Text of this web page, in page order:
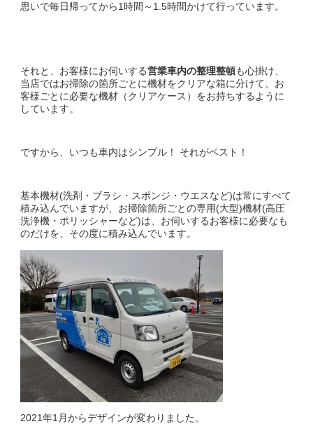
思いで毎日帰ってから1時間～1.5時間かけて行っています。
それと、お客様にお伺いする営業車内の整理整頓も心掛け、
当店ではお掃除の箇所ごとに機材をクリアな箱に分けて、お
客様ごとに必要な機材（クリアケース）をお持ちするように
しています。
ですから、いつも車内はシンプル！ それがベスト！
基本機材(洗剤・ブラシ・スポンジ・ウエスなど)は常にすべて
積み込んでいますが、お掃除箇所ごとの専用(大型)機材(高圧
洗浄機・ポリッシャーなど)は、お伺いするお客様に必要なも
のだけを、その度に積み込んでいます。
2021年1月からデザインが変わりました。